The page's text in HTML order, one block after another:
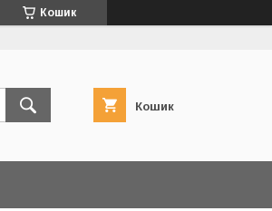
Кошик
Кошик